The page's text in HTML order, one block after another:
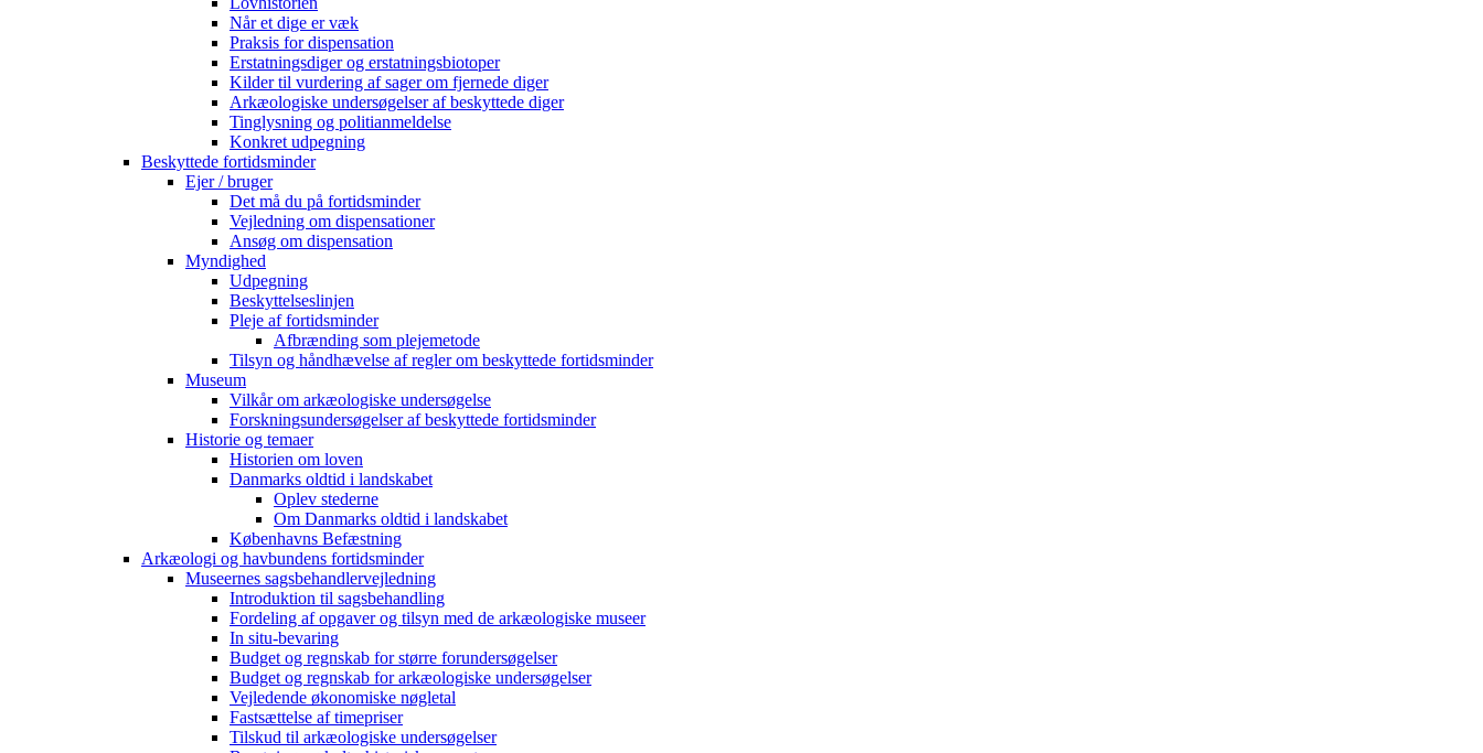
Når et dige er væk
Praksis for dispensation
Erstatningsdiger og erstatningsbiotoper
Kilder til vurdering af sager om fjernede diger
Arkæologiske undersøgelser af beskyttede diger
Tinglysning og politianmeldelse
Konkret udpegning
Beskyttede fortidsminder
Ejer / bruger
Det må du på fortidsminder
Vejledning om dispensationer
Ansøg om dispensation
Myndighed
Udpegning
Beskyttelseslinjen
Pleje af fortidsminder
Afbrænding som plejemetode
Tilsyn og håndhævelse af regler om beskyttede fortidsminder
Museum
Vilkår om arkæologiske undersøgelse
Forskningsundersøgelser af beskyttede fortidsminder
Historie og temaer
Historien om loven
Danmarks oldtid i landskabet
Oplev stederne
Om Danmarks oldtid i landskabet
Københavns Befæstning
Arkæologi og havbundens fortidsminder
Museernes sagsbehandlervejledning
Introduktion til sagsbehandling
Fordeling af opgaver og tilsyn med de arkæologiske museer
In situ-bevaring
Budget og regnskab for større forundersøgelser
Budget og regnskab for arkæologiske undersøgelser
Vejledende økonomiske nøgletal
Fastsættelse af timepriser
Tilskud til arkæologiske undersøgelser